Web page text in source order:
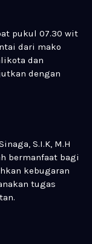
pukul 07.30 wit
dari mako
dan
dengan
S.I.K, M.H
bermanfaat bagi
kebugaran
tugas